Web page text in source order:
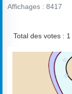
Affichages : 8417
Total des votes : 1